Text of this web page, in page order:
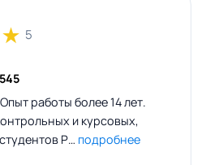
★ 5
работы более 14 лет.
и курсовых,
Р… подробнее